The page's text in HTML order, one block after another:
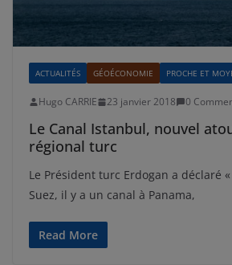
ACTUALITÉS GÉOÉCONOMIE PROCHE ET
Hugo CARRIE 23 janvier 2018 0
Le Canal Istanbul, nouvel
régional turc
Le Président turc Erdogan a déclaré
Suez, il y a un canal à Panama,
Read More